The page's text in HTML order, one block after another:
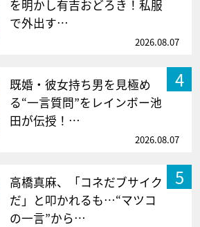
を明かし有吉おどろき！私服
で外出す…
2026.08.07
4
既婚・彼女持ち男を見極め
る“一言質問”をレインボー池
田が伝授！…
2026.08.07
5
高橋真麻、「コネだブサイク
だ」と叩かれるも…“マツコ
の一言”から…